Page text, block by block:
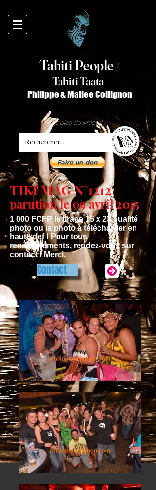
Tahiti People /
Tahiti Taata
Philippe & Mailee Collignon
free pics download
TIKI MAG N°1212
parution le 09 avril 2015
1 000 FCFP le tirage 15 x 23 qualité
photo ou la photo à télécharger en
haute def ! Pour tous
renseignements, rendez-vous sur
contact ! Merci.
Contact